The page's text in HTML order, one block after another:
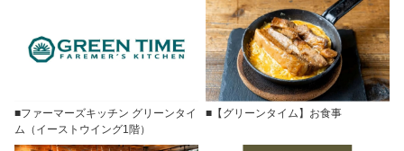
■ファーマーズキッチン グリーンタイ
ム（イーストウイング1階）
■【グリーンタイム】お食事